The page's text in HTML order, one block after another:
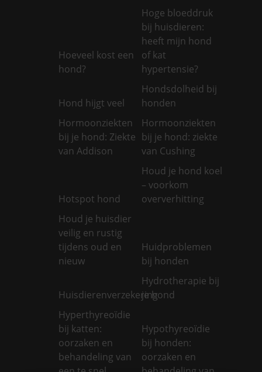
Hoeveel kost een
hond?
Hoge bloeddruk
bij huisdieren:
heeft mijn hond
of kat
hypertensie?
Hond hijgt veel
Hondsdolheid bij
honden
Hormoonziekten
bij je hond: Ziekte
van Addison
Hormoonziekten
bij je hond: ziekte
van Cushing
Hotspot hond
Houd je hond koel
– voorkom
oververhitting
Houd je huisdier
veilig en rustig
tijdens oud en
nieuw
Huidproblemen
bij honden
Huisdierenverzekering
Hydrotherapie bij
je hond
Hyperthyreoïdie
bij katten:
oorzaken en
behandeling van
Hypothyreoïdie
bij honden:
oorzaken en